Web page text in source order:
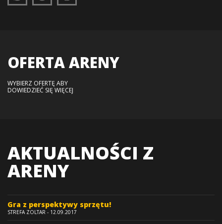
OFERTAARENY
WYBIERZ OFERTĘ ABY
DOWIEDZIEĆ SIĘ WIĘCEJ
AKTUALNOŚCI Z
ARENY
Gra z perspektywy sprzętu!
STREFA ZOLTAR - 12.09.2017